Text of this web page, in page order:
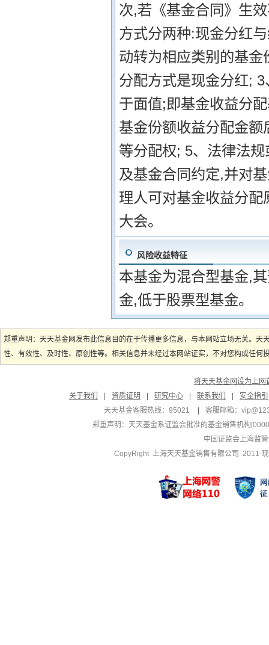
次,若《基金合同》生
方式分两种:现金分红
动转为相应类别的基
分配方式是现金分红;
于面值;即基金收益分
基金份额收益分配金
等分配权; 5、法律法
及基金合同约定,并对
理人可对基金收益分
大会。
风险收益特征
本基金为混合型基金,
金,低于股票型基金。
郑重声明：天天基金网发布此信息目的在于传播更多信息，与本网站立场无关。
性、有效性、及时性、原创性等。相关信息并未经过本网站证实，不对您构成任
将天天基金网设为上网
关于我们
资质证明 研究中心 联系我们
安全指引
天天基金客服热线：95021
客服邮箱：
郑重声明： 天天基金系证监会批准的基金销售机构
中国证监会上海监
CopyRight 上海天天基金销售有限公司 2011-